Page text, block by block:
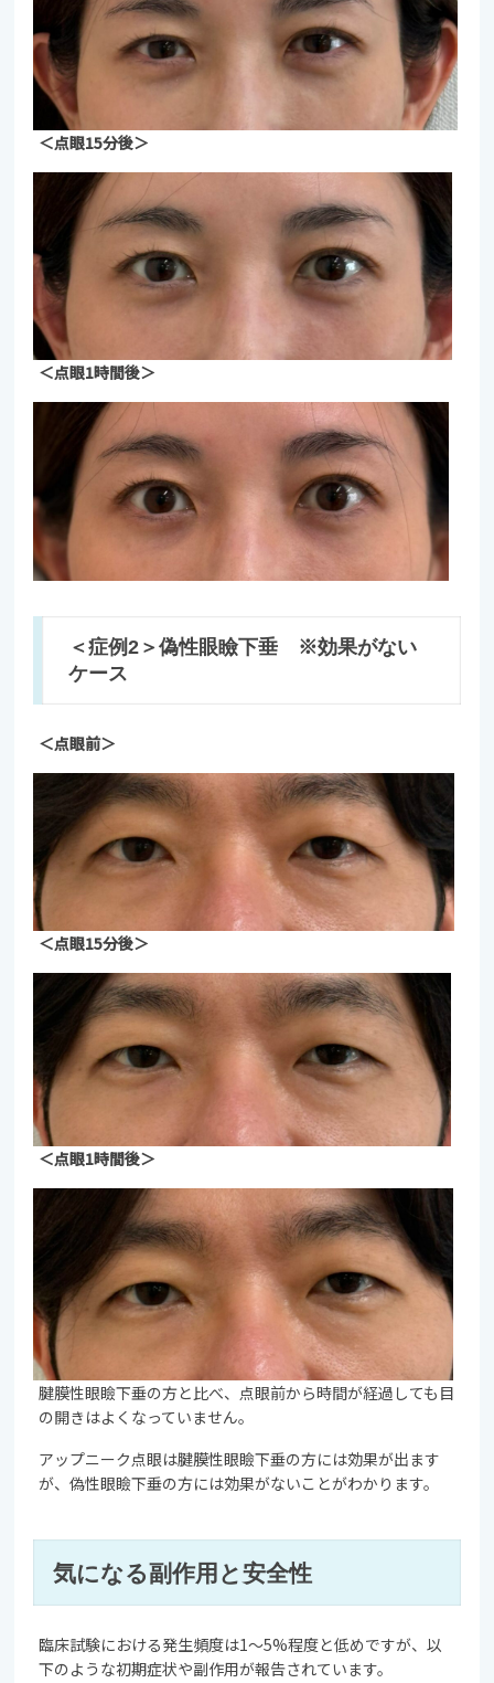
＜点眼15分後＞
＜点眼1時間後＞
＜症例2＞偽性眼瞼下垂 ※効果がない
ケース
＜点眼前＞
＜点眼15分後＞
＜点眼1時間後＞
腱膜性眼瞼下垂の方と比べ、点眼前から時間が経過しても目
の開きはよくなっていません。
アップニーク点眼は腱膜性眼瞼下垂の方には効果が出ます
が、偽性眼瞼下垂の方には効果がないことがわかります。
気になる副作用と安全性
臨床試験における発生頻度は1〜5%程度と低めですが、以
下のような初期症状や副作用が報告されています。